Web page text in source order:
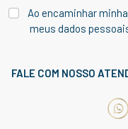
Ao encaminhar
meus dados
FALE COM NOSSO